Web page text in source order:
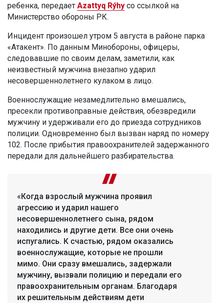
ребенка, передает Azattyq Rýhy со ссылкой на
Министерство обороны РК.
Инцидент произошел утром 5 августа в районе парка
«Атакент». По данным Минобороны, офицеры,
следовавшие по своим делам, заметили, как
неизвестный мужчина внезапно ударил
несовершеннолетнего кулаком в лицо.
Военнослужащие незамедлительно вмешались,
пресекли противоправные действия, обезвредили
мужчину и удерживали его до приезда сотрудников
полиции. Одновременно был вызван наряд по номеру
102. После прибытия правоохранителей задержанного
передали для дальнейшего разбирательства.
«Когда взрослый мужчина проявил
агрессию и ударил нашего
несовершеннолетнего сына, рядом
находились и другие дети. Все они очень
испугались. К счастью, рядом оказались
военнослужащие, которые не прошли
мимо. Они сразу вмешались, задержали
мужчину, вызвали полицию и передали его
правоохранительным органам. Благодаря
их решительным действиям дети